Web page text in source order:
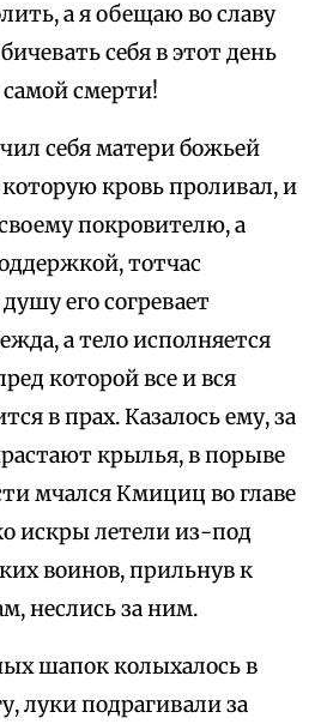
а я обещаю во славу
себя в этот день
смерти!
себя матери божьей
которую кровь проливал, и
покровителю, а
тотчас
его согревает
а тело исполняется
которой все и вся
в прах. Казалось ему, за
крылья, в порыве
мчался Кмициц во главе
искры летели из-под
воинов, прильнув к
неслись за ним.
шапок колыхалось в
луки подрагивали за